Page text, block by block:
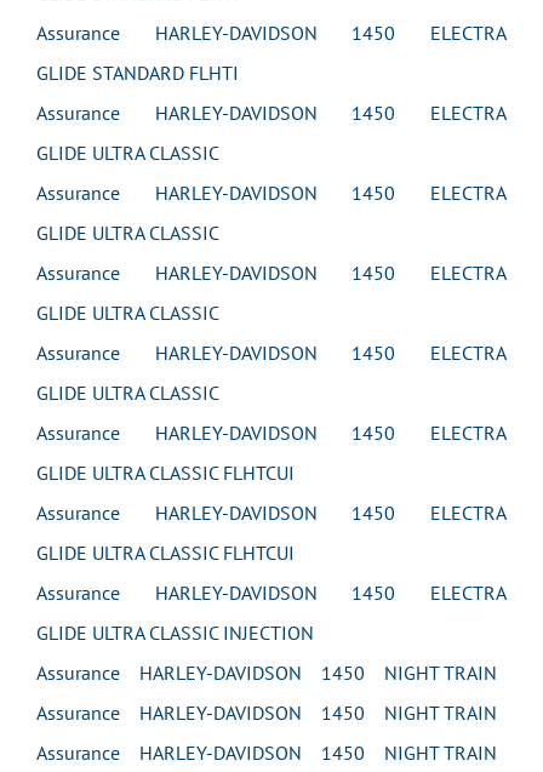
Assurance HARLEY-DAVIDSON 1450 ELECTRA
GLIDE STANDARD FLHTI
Assurance HARLEY-DAVIDSON 1450 ELECTRA
GLIDE ULTRA CLASSIC
Assurance HARLEY-DAVIDSON 1450 ELECTRA
GLIDE ULTRA CLASSIC
Assurance HARLEY-DAVIDSON 1450 ELECTRA
GLIDE ULTRA CLASSIC
Assurance HARLEY-DAVIDSON 1450 ELECTRA
GLIDE ULTRA CLASSIC
Assurance HARLEY-DAVIDSON 1450 ELECTRA
GLIDE ULTRA CLASSIC FLHTCUI
Assurance HARLEY-DAVIDSON 1450 ELECTRA
GLIDE ULTRA CLASSIC FLHTCUI
Assurance HARLEY-DAVIDSON 1450 ELECTRA
GLIDE ULTRA CLASSIC INJECTION
Assurance HARLEY-DAVIDSON 1450 NIGHT TRAIN
Assurance HARLEY-DAVIDSON 1450 NIGHT TRAIN
Assurance HARLEY-DAVIDSON 1450 NIGHT TRAIN